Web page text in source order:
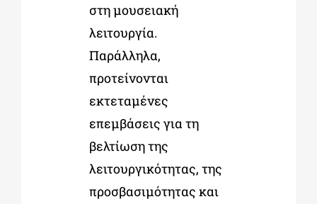
στη μουσειακή
λειτουργία.
Παράλληλα,
προτείνονται
εκτεταμένες
επεμβάσεις για τη
βελτίωση της
λειτουργικότητας, της
προσβασιμότητας και